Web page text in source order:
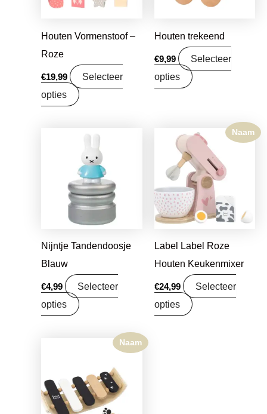
Houten Vormenstoof –
Roze
€19,99
Selecteer
opties
Houten trekeend
€9,99
Selecteer
opties
Nijntje Tandendoosje
Blauw
€4,99
Selecteer
opties
Naam
Label Label Roze
Houten Keukenmixer
€24,99
Selecteer
opties
Naam